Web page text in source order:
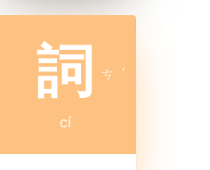
詞 ㄘ ˊ
cí